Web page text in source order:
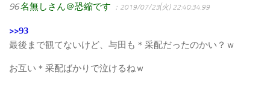
96名無しさん＠恐縮です ：2019/07/23(火) 22:40:34.99
>>93
最後まで観てないけど、与田も＊采配だったのかい？ｗ
お互い＊采配ばかりで泣けるねｗ